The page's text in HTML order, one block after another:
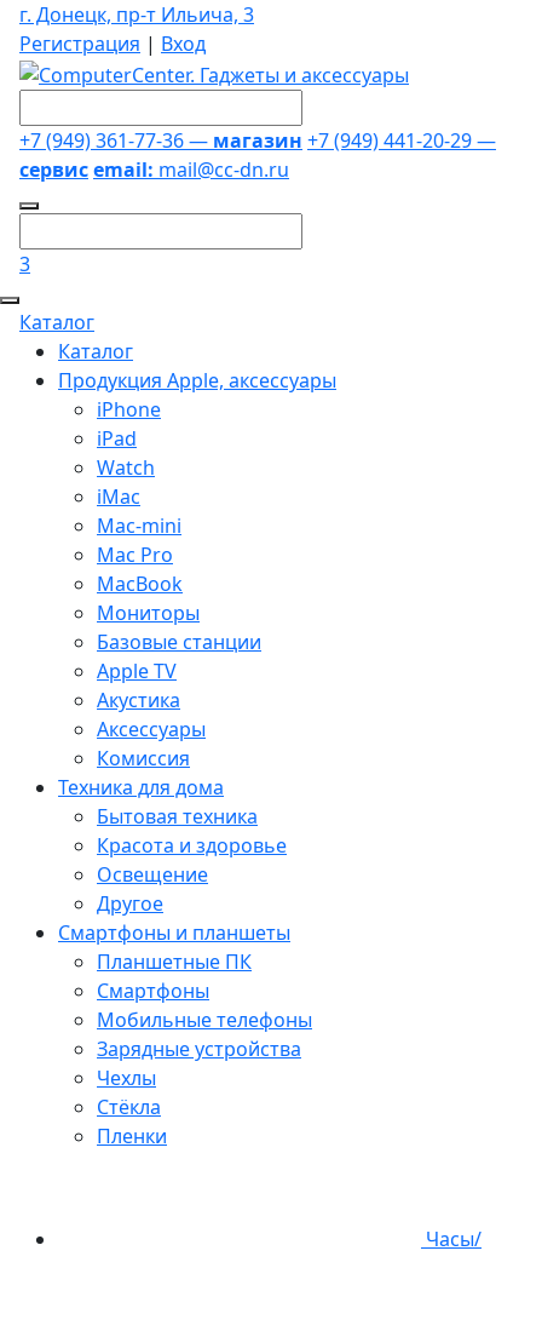
г. Донецк, пр-т Ильича, 3
Регистрация | Вход
+7 (949) 361-77-36 — магазин +7 (949) 441-20-29 —
сервисemail: mail@cc-dn.ru
3
Каталог
Каталог
Продукция Apple, аксессуары
iPhone
iPad
Watch
iMac
Mac-mini
Mac Pro
MacBook
Мониторы
Базовые станции
Apple TV
Акустика
Аксессуары
Комиссия
Техника для дома
Бытовая техника
Красота и здоровье
Освещение
Другое
Смартфоны и планшеты
Планшетные ПК
Смартфоны
Мобильные телефоны
Зарядные устройства
Чехлы
Стёкла
Пленки
Часы/